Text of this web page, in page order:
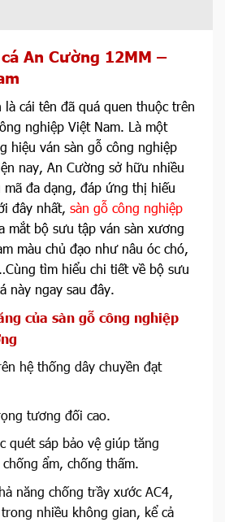
An Cường 12MM –
là cái tên đã quá quen thuộc trên
nghiệp Việt Nam. Là một
hiệu ván sàn gỗ công nghiệp
nay, An Cường sở hữu nhiều
đa dạng, đáp ứng thị hiếu
đây nhất, sàn gỗ công nghiệp
mắt bộ sưu tập ván sàn xương
màu chủ đạo như nâu óc chó,
tìm hiểu chi tiết về bộ sưu
này ngay sau đây.
của sàn gỗ công nghiệp
hệ thống dây chuyền đạt
tương đối cao.
quét sáp bảo vệ giúp tăng
ẩm, chống thấm.
năng chống trầy xước AC4,
nhiều không gian, kể cả